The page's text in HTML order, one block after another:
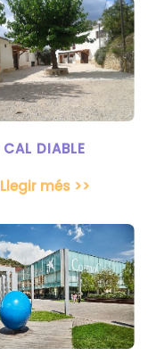
CAL DIABLE
Llegir més >>